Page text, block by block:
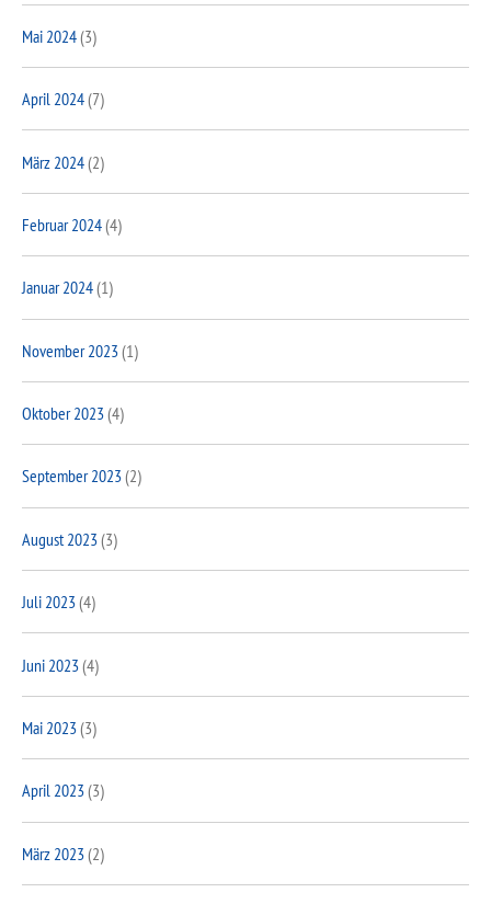
Mai 2024(3)
April 2024(7)
März 2024(2)
Februar 2024(4)
Januar 2024(1)
November 2023(1)
Oktober 2023(4)
September 2023(2)
August 2023(3)
Juli 2023(4)
Juni 2023(4)
Mai 2023(3)
April 2023(3)
März 2023(2)